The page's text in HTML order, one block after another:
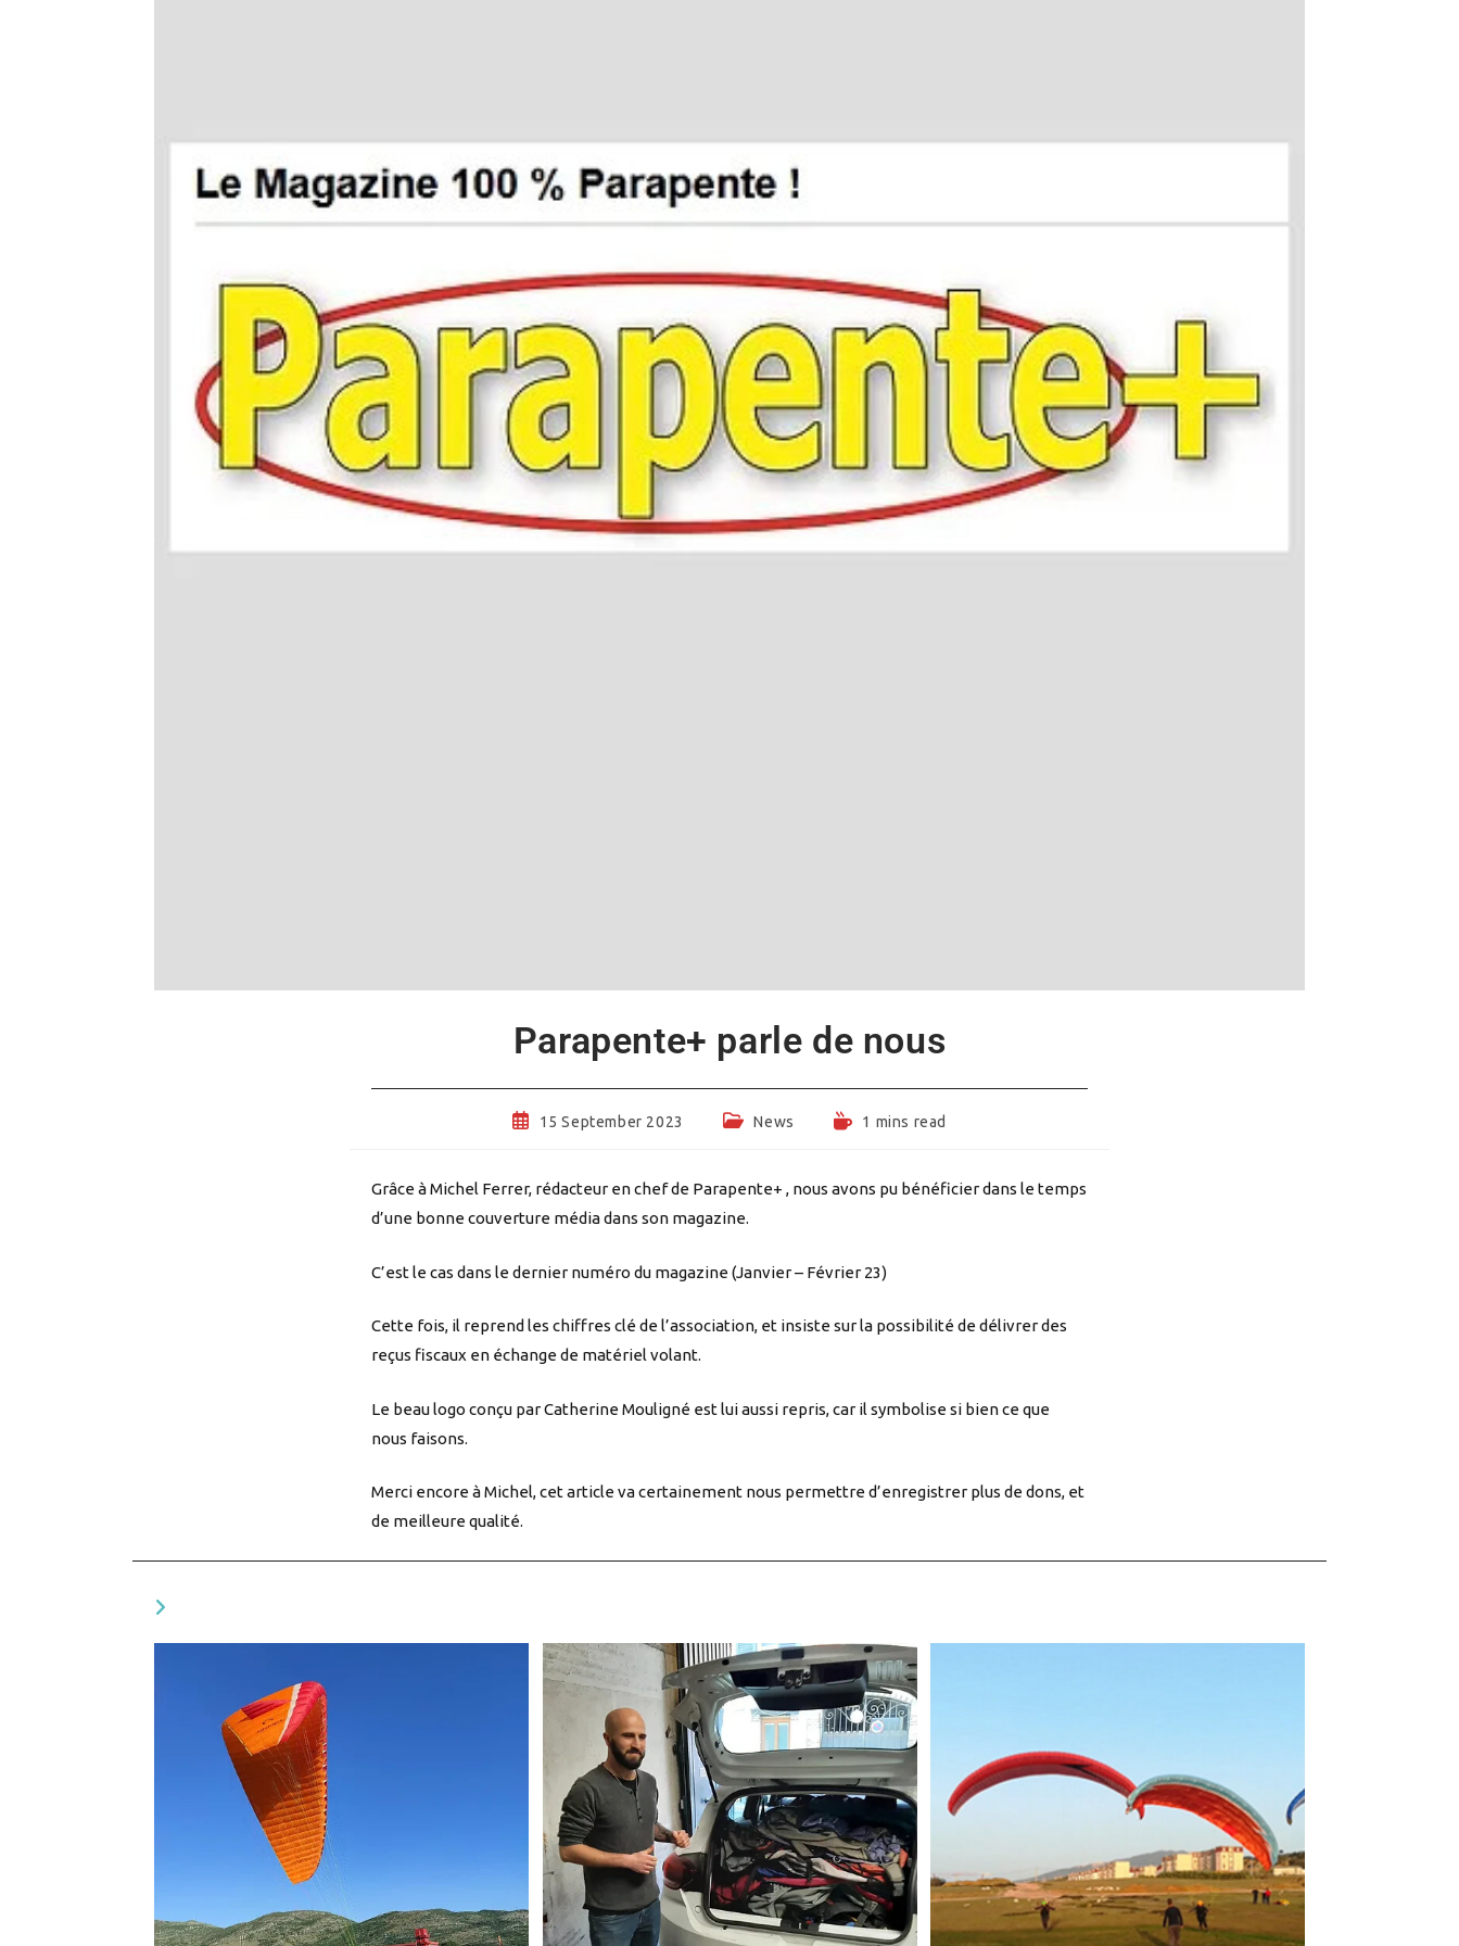
Parapente+ parle de nous
Post15 September 2023
PostNews
Reading1 mins read
Grâce à Michel Ferrer, rédacteur en chef de Parapente+ , nous avons pu bénéficier dans le temps
d’une bonne couverture média dans son magazine.
C’est le cas dans le dernier numéro du magazine (Janvier – Février 23)
Cette fois, il reprend les chiffres clé de l’association, et insiste sur la possibilité de délivrer des
reçus fiscaux en échange de matériel volant.
Le beau logo conçu par Catherine Mouligné est lui aussi repris, car il symbolise si bien ce que
nous faisons.
Merci encore à Michel, cet article va certainement nous permettre d’enregistrer plus de dons, et
de meilleure qualité.